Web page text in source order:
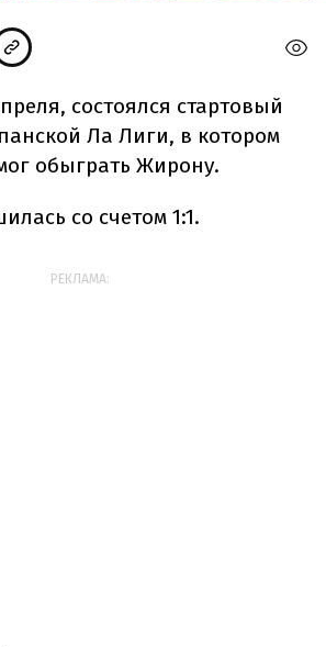
состоялся стартовый
Ла Лиги, в котором
обыграть Жирону.
со счетом 1:1.
РЕКЛАМА: